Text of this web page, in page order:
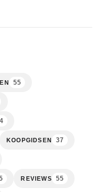
55
KOOPGIDSEN 37
REVIEWS 55